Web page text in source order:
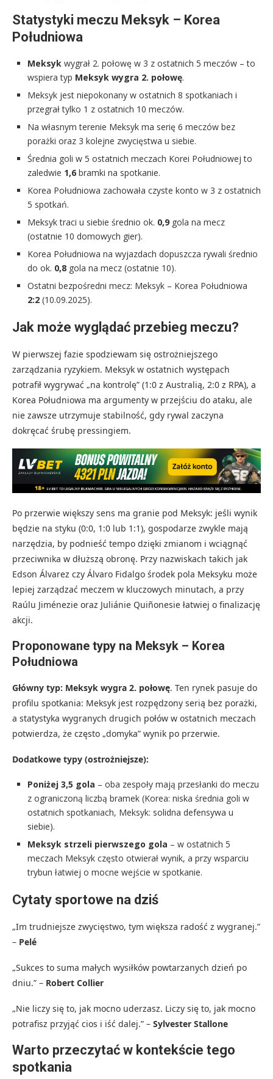
Statystyki meczu Meksyk – Korea
Południowa
Meksyk wygrał 2. połowę w 3 z ostatnich 5 meczów – to
wspiera typ Meksyk wygra 2. połowę.
Meksyk jest niepokonany w ostatnich 8 spotkaniach i
przegrał tylko 1 z ostatnich 10 meczów.
Na własnym terenie Meksyk ma serię 6 meczów bez
porażki oraz 3 kolejne zwycięstwa u siebie.
Średnia goli w 5 ostatnich meczach Korei Południowej to
zaledwie 1,6 bramki na spotkanie.
Korea Południowa zachowała czyste konto w 3 z ostatnich
5 spotkań.
Meksyk traci u siebie średnio ok. 0,9 gola na mecz
(ostatnie 10 domowych gier).
Korea Południowa na wyjazdach dopuszcza rywali średnio
do ok. 0,8 gola na mecz (ostatnie 10).
Ostatni bezpośredni mecz: Meksyk – Korea Południowa
2:2 (10.09.2025).
Jak może wyglądać przebieg meczu?
W pierwszej fazie spodziewam się ostrożniejszego
zarządzania ryzykiem. Meksyk w ostatnich występach
potrafił wygrywać „na kontrolę” (1:0 z Australią, 2:0 z RPA), a
Korea Południowa ma argumenty w przejściu do ataku, ale
nie zawsze utrzymuje stabilność, gdy rywal zaczyna
dokręcać śrubę pressingiem.
Po przerwie większy sens ma granie pod Meksyk: jeśli wynik
będzie na styku (0:0, 1:0 lub 1:1), gospodarze zwykle mają
narzędzia, by podnieść tempo dzięki zmianom i wciągnąć
przeciwnika w dłuższą obronę. Przy nazwiskach takich jak
Edson Álvarez czy Álvaro Fidalgo środek pola Meksyku może
lepiej zarządzać meczem w kluczowych minutach, a przy
Raúlu Jiménezie oraz Juliánie Quiñonesie łatwiej o finalizację
akcji.
Proponowane typy na Meksyk – Korea
Południowa
Główny typ: Meksyk wygra 2. połowę. Ten rynek pasuje do
profilu spotkania: Meksyk jest rozpędzony serią bez porażki,
a statystyka wygranych drugich połów w ostatnich meczach
potwierdza, że często „domyka” wynik po przerwie.
Dodatkowe typy (ostrożniejsze):
Poniżej 3,5 gola – oba zespoły mają przesłanki do meczu
z ograniczoną liczbą bramek (Korea: niska średnia goli w
ostatnich spotkaniach, Meksyk: solidna defensywa u
siebie).
Meksyk strzeli pierwszego gola – w ostatnich 5
meczach Meksyk często otwierał wynik, a przy wsparciu
trybun łatwiej o mocne wejście w spotkanie.
Cytaty sportowe na dziś
„Im trudniejsze zwycięstwo, tym większa radość z wygranej.”
– Pelé
„Sukces to suma małych wysiłków powtarzanych dzień po
dniu.” – Robert Collier
„Nie liczy się to, jak mocno uderzasz. Liczy się to, jak mocno
potrafisz przyjąć cios i iść dalej.” – Sylvester Stallone
Warto przeczytać w kontekście tego
spotkania